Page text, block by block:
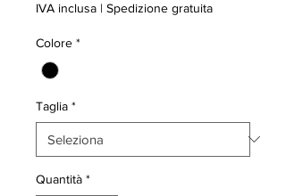
IVA inclusa | Spedizione gratuita
Colore *
Taglia *
Quantità *